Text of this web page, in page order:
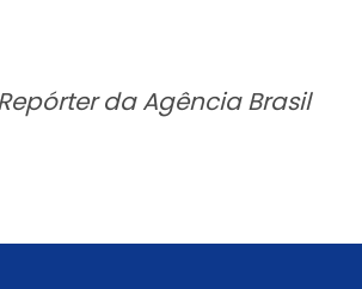
da Agência Brasil